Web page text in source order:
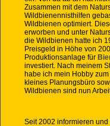
Zusammen mit dem
Wildbienennisthilfen
Wildbienen optimiert.
erworben und unter
die Wildbienen hatte ich
Preisgeld in Höhe von
Produktionsanlage für
investiert. Nach meinem
habe ich mein Hobby
kleines Planungsbüro
Wildbienen sind nun
Seit 2002 informieren